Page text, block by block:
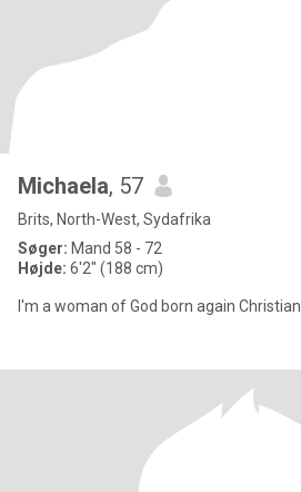
Michaela, 57
Brits, North-West, Sydafrika
Søger: Mand 58 - 72
Højde: 6'2" (188 cm)
I'm a woman of God born again Christian